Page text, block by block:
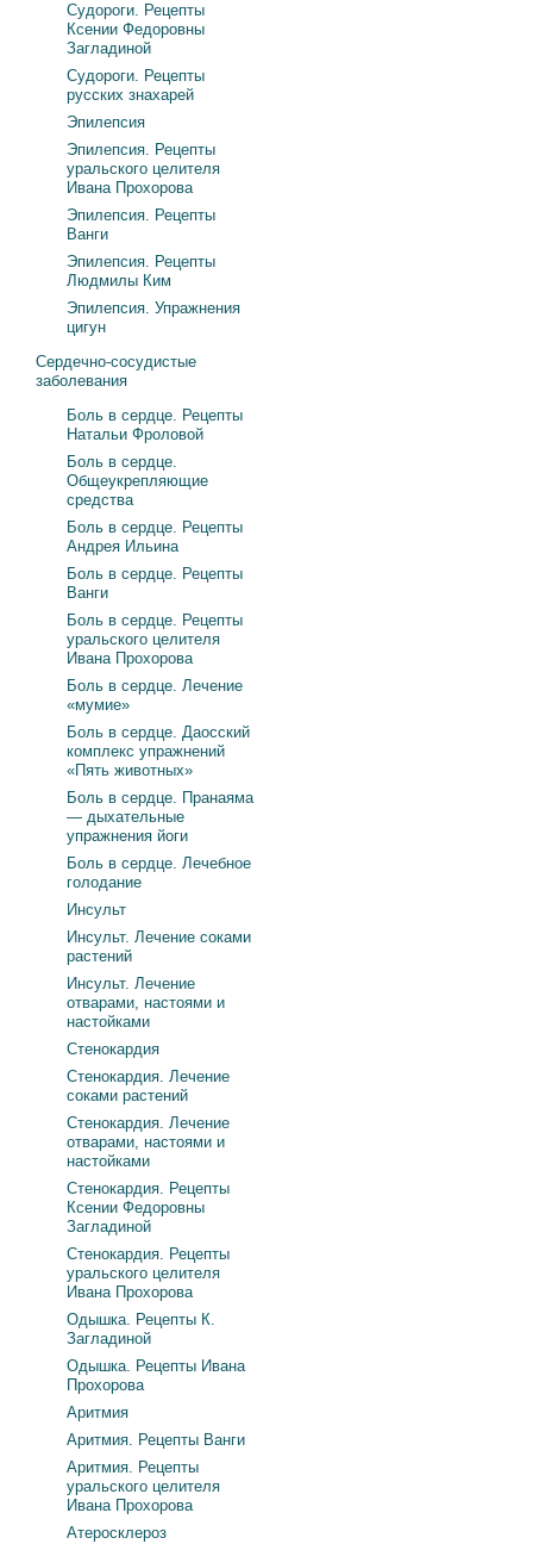
Судороги. Рецепты
Ксении Федоровны
Загладиной
Судороги. Рецепты
русских знахарей
Эпилепсия
Эпилепсия. Рецепты
уральского целителя
Ивана Прохорова
Эпилепсия. Рецепты
Ванги
Эпилепсия. Рецепты
Людмилы Ким
Эпилепсия. Упражнения
цигун
Сердечно-сосудистые
заболевания
Боль в сердце. Рецепты
Натальи Фроловой
Боль в сердце.
Общеукрепляющие
средства
Боль в сердце. Рецепты
Андрея Ильина
Боль в сердце. Рецепты
Ванги
Боль в сердце. Рецепты
уральского целителя
Ивана Прохорова
Боль в сердце. Лечение
«мумие»
Боль в сердце. Даосский
комплекс упражнений
«Пять животных»
Боль в сердце. Пранаяма
— дыхательные
упражнения йоги
Боль в сердце. Лечебное
голодание
Инсульт
Инсульт. Лечение соками
растений
Инсульт. Лечение
отварами, настоями и
настойками
Стенокардия
Стенокардия. Лечение
соками растений
Стенокардия. Лечение
отварами, настоями и
настойками
Стенокардия. Рецепты
Ксении Федоровны
Загладиной
Стенокардия. Рецепты
уральского целителя
Ивана Прохорова
Одышка. Рецепты К.
Загладиной
Одышка. Рецепты Ивана
Прохорова
Аритмия
Аритмия. Рецепты Ванги
Аритмия. Рецепты
уральского целителя
Ивана Прохорова
Атеросклероз